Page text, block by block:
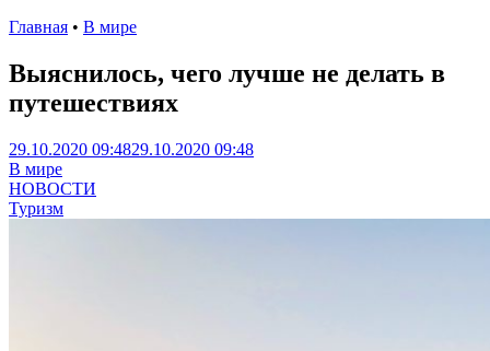
Главная • В мире
Выяснилось, чего лучше не делать в
путешествиях
29.10.2020 09:4829.10.2020 09:48
В мире
НОВОСТИ
Туризм